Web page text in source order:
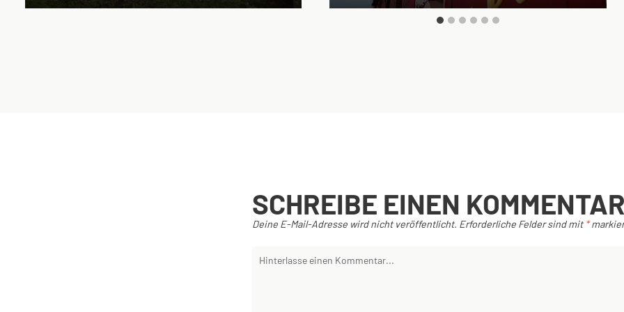
SCHREIBE EINEN
Deine E-Mail-Adresse wird nicht veröffentlicht. Erforderliche Felder sind mit *